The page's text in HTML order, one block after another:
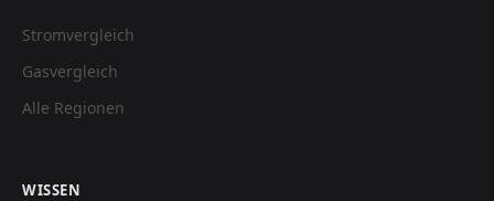
Stromvergleich
Gasvergleich
Alle Regionen
WISSEN